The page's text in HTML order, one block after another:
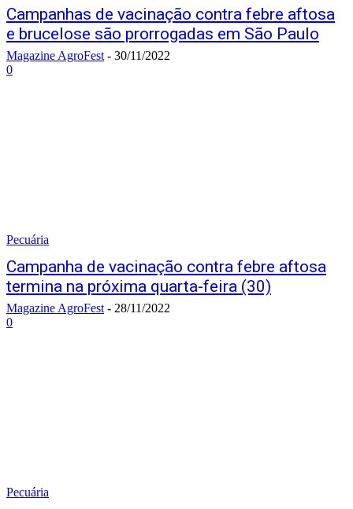
Campanhas de vacinação contra febre aftosa
e brucelose são prorrogadas em São Paulo
Magazine AgroFest - 30/11/2022
0
Pecuária
Campanha de vacinação contra febre aftosa
termina na próxima quarta-feira (30)
Magazine AgroFest - 28/11/2022
0
Pecuária